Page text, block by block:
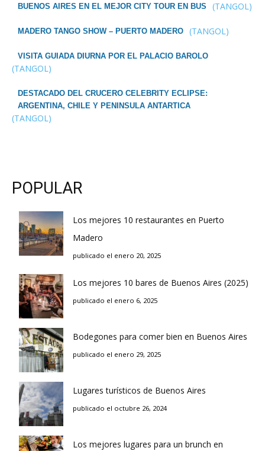
BUENOS AIRES EN EL MEJOR CITY TOUR EN BUS (TANGOL)
MADERO TANGO SHOW – PUERTO MADERO (TANGOL)
VISITA GUIADA DIURNA POR EL PALACIO BAROLO
(TANGOL)
DESTACADO DEL CRUCERO CELEBRITY ECLIPSE:
ARGENTINA, CHILE Y PENINSULA ANTARTICA
(TANGOL)
POPULAR
Los mejores 10 restaurantes en Puerto
Madero
publicado el enero 20, 2025
Los mejores 10 bares de Buenos Aires (2025)
publicado el enero 6, 2025
Bodegones para comer bien en Buenos Aires
publicado el enero 29, 2025
Lugares turísticos de Buenos Aires
publicado el octubre 26, 2024
Los mejores lugares para un brunch en